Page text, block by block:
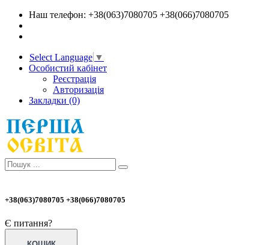
Наш телефон: +38(063)7080705 +38(066)7080705
Select Language ▼
Особистий кабінет
Реєстрація
Авторизація
Закладки (0)
+38(063)7080705 +38(066)7080705
Є питання?